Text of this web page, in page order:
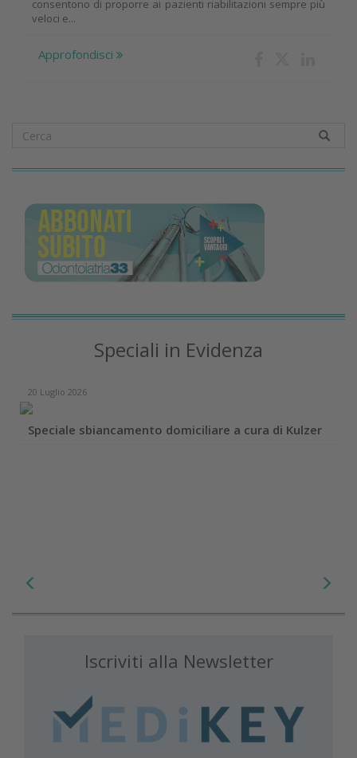
consentono di proporre ai pazienti riabilitazioni sempre più
veloci e...
Approfondisci
Speciali in Evidenza
20 Luglio 2026
Speciale sbiancamento domiciliare a cura di Kulzer
Iscriviti alla Newsletter